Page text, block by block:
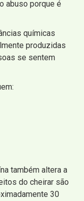
abuso porque é
químicas
produzidas
se sentem
também altera a
do cheirar são
30